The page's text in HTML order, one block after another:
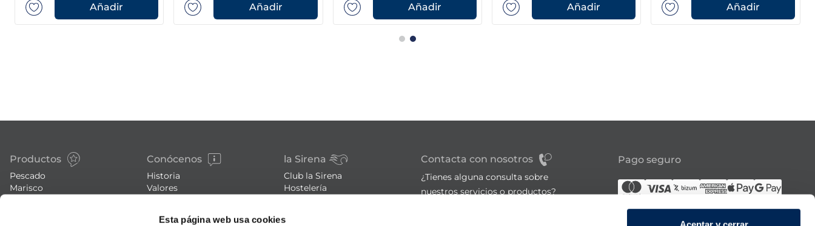
Esta página web usa cookies
Añadir Añadir Añadir Añadir Añadir
Productos
Pescado
Marisco
Conócenos
Historia
Valores
la Sirena
Club la Sirena
Hostelería
Contacta con nosotros
¿Tienes alguna consulta sobre
nuestros servicios o productos?
Pago seguro